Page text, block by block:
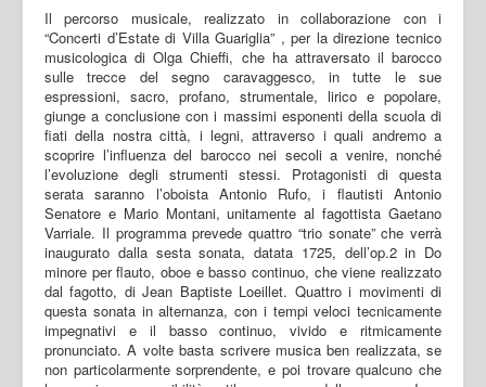
Il percorso musicale, realizzato in collaborazione con i
“Concerti d’Estate di Villa Guariglia” , per la direzione tecnico
musicologica di Olga Chieffi, che ha attraversato il barocco
sulle trecce del segno caravaggesco, in tutte le sue
espressioni, sacro, profano, strumentale, lirico e popolare,
giunge a conclusione con i massimi esponenti della scuola di
fiati della nostra città, i legni, attraverso i quali andremo a
scoprire l’influenza del barocco nei secoli a venire, nonché
l’evoluzione degli strumenti stessi. Protagonisti di questa
serata saranno l’oboista Antonio Rufo, i flautisti Antonio
Senatore e Mario Montani, unitamente al fagottista Gaetano
Varriale. Il programma prevede quattro “trio sonate” che verrà
inaugurato dalla sesta sonata, datata 1725, dell’op.2 in Do
minore per flauto, oboe e basso continuo, che viene realizzato
dal fagotto, di Jean Baptiste Loeillet. Quattro i movimenti di
questa sonata in alternanza, con i tempi veloci tecnicamente
impegnativi e il basso continuo, vivido e ritmicamente
pronunciato. A volte basta scrivere musica ben realizzata, se
non particolarmente sorprendente, e poi trovare qualcuno che